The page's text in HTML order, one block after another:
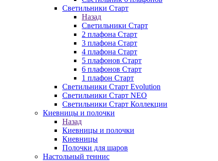
Светильники Старт
Назад
Светильники Старт
2 плафона Старт
3 плафона Старт
4 плафона Старт
5 плафонов Старт
6 плафонов Старт
1 плафон Старт
Светильники Старт Evolution
Светильники Старт NEO
Светильники Старт Коллекции
Киевницы и полочки
Назад
Киевницы и полочки
Киевницы
Полочки для шаров
Настольный теннис